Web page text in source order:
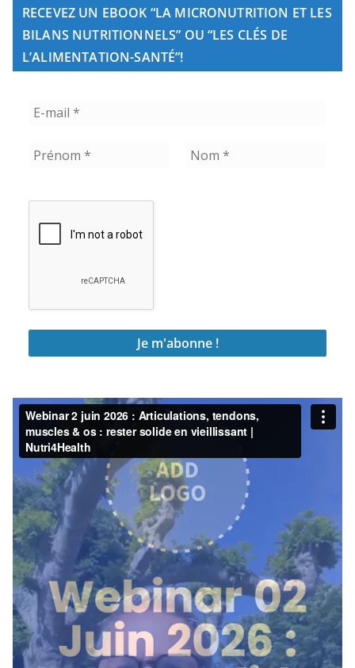
RECEVEZ UN EBOOK “LA MICRONUTRITION ET LES
BILANS NUTRITIONNELS” OU “LES CLÉS DE
L’ALIMENTATION-SANTÉ”!